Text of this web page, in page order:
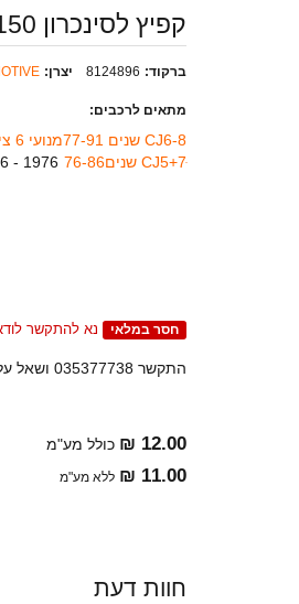
קפיץ לסינכרון T150
ברקוד: 8124896 יצרן:
מתאים לרכבים:
8-CJ6 שנים 77-91מנועי 6 צילנדר
CJ5+7ּ שנים76-86
1976 - 1986 (
חסר במלאי נא להתקשר
התקשר 035377738 ושאל על מבצעים / הנחה נוספת.
12.00 ₪ כולל מע"מ
11.00 ₪ ללא מע"מ
חוות דעת